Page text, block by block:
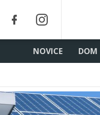
NOVICE DOM